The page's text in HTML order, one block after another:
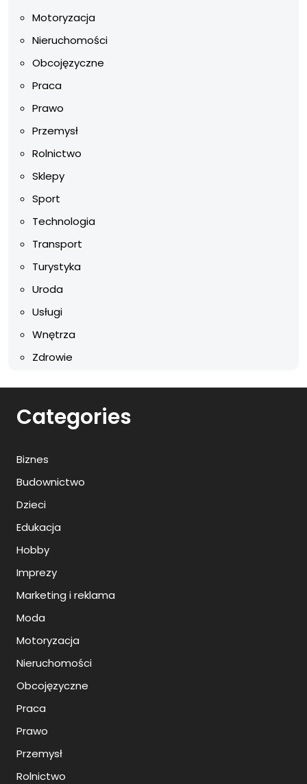
Motoryzacja
Nieruchomości
Obcojęzyczne
Praca
Prawo
Przemysł
Rolnictwo
Sklepy
Sport
Technologia
Transport
Turystyka
Uroda
Usługi
Wnętrza
Zdrowie
Categories
Biznes
Budownictwo
Dzieci
Edukacja
Hobby
Imprezy
Marketing i reklama
Moda
Motoryzacja
Nieruchomości
Obcojęzyczne
Praca
Prawo
Przemysł
Rolnictwo